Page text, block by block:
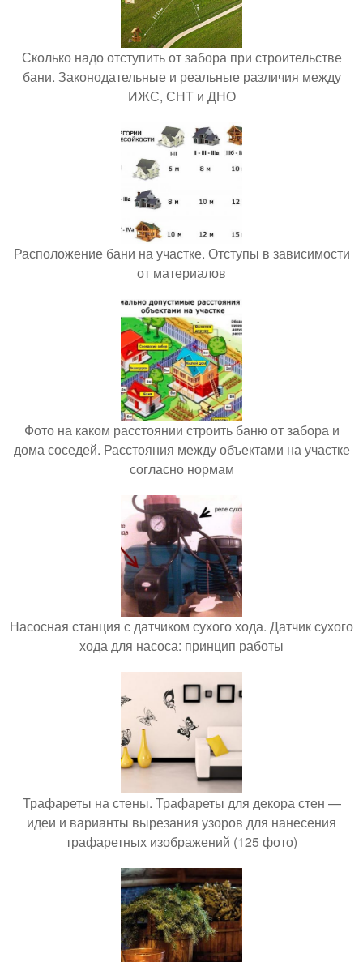
Сколько надо отступить от забора при строительстве
бани. Законодательные и реальные различия между
ИЖС, СНТ и ДНО
Расположение бани на участке. Отступы в зависимости
от материалов
Фото на каком расстоянии строить баню от забора и
дома соседей. Расстояния между объектами на участке
согласно нормам
Насосная станция с датчиком сухого хода. Датчик сухого
хода для насоса: принцип работы
Трафареты на стены. Трафареты для декора стен —
идеи и варианты вырезания узоров для нанесения
трафаретных изображений (125 фото)